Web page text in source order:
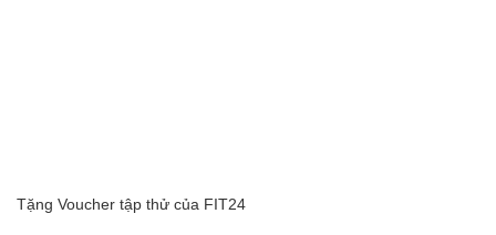
Tặng Voucher tập thử của FIT24